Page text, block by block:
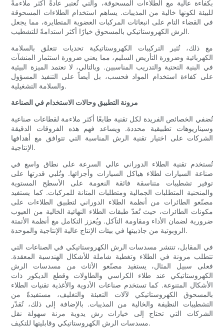
بكفاءة عالية مع الطلاءات المسحوقة، والتي تُعتبر عادةً أكثر ملاءمةً
للبيئة لكونها خالية من المذيبات. يساهم استخدام الطلاءات المسحوقة
في القضاء التام على انبعاثات المركبات العضوية المتطايرة، مما يجعل
الرش الكهروستاتيكي بالمسحوق خيارًا أكثر استدامةً للتشطيب.
مع ذلك، تُثير التركيبات الكهروستاتيكية تحديات تتعلق بالسلامة
الكهربائية وضرورة التأريض السليم، مما يعني ضرورة استثمار المنشآت
في البنية التحتية والتدريب المناسبين. وبالتالي، لا تعتمد الميزة البيئية
على كفاءة استخدام المواد فحسب، بل أيضاً على التنفيذ المسؤول
والسلامة التشغيلية.
مرونة التطبيق وحالات الاستخدام في الصناعة
تُضفي الخصائص الفريدة لكل تقنية طابعًا أكثر ملاءمة لقطاعات صناعية
وسيناريوهات تطبيقية محددة. ويساعد فهم هذه الفروقات الدقيقة
الشركات على اختيار تقنية الرش المناسبة التي تتوافق مع أهدافها
الإنتاجية.
تُستخدم تقنية الطلاء الدوراني عالي السرعة على نطاق واسع في
صناعة السيارات لطلاء هياكل السيارات وأجزائها. وتُلبي قدرتها على
توفير تشطيبات متناسقة فائقة النعومة على الأسطح المستوية
والمنحنية المتطلبات الجمالية ومتطلبات المتانة للمركبات. كما يستفيد
مصنّعو الطائرات من أنظمة الطلاء الدوراني لتطبيق الطلاءات على
مكونات الطائرات، حيث تُعدّ طبقات الطلاء النهائية الخالية من العيوب
ضرورية لضمان الأداء ومقاومة التآكل. ويُعزز التكامل مع أنظمة الأتمتة
الروبوتية من جاذبيتها في بيئات الإنتاج عالية الإنتاجية والموحدة.
في المقابل، تنتشر مسدسات الرش الكهروستاتيكي في الصناعات التي
تتطلب مرونة في الطلاء وتغطية شاملة للأشكال الهندسية المعقدة.
فعلى سبيل المثال، يستفيد مصنّعو الأثاث من مسدسات الرش
الكهروستاتيكي عند طلاء الكراسي والطاولات وقطع الديكور ذات
الأشكال المتنوعة. كما تستخدم صناعات الأدوية والأغذية تقنيات الطلاء
بالمسحوق الكهروستاتيكي لآلات التعبئة والتغليف، مستفيدةً من
التشطيبات النظيفة والخالية من المذيبات. بالإضافة إلى ذلك، تُقدّر
الشركات التي تحتاج إلى خيارات رش يدوية مرنة سهولة نقل
مسدسات الرش الكهروستاتيكي وقابليتها للتكيف.